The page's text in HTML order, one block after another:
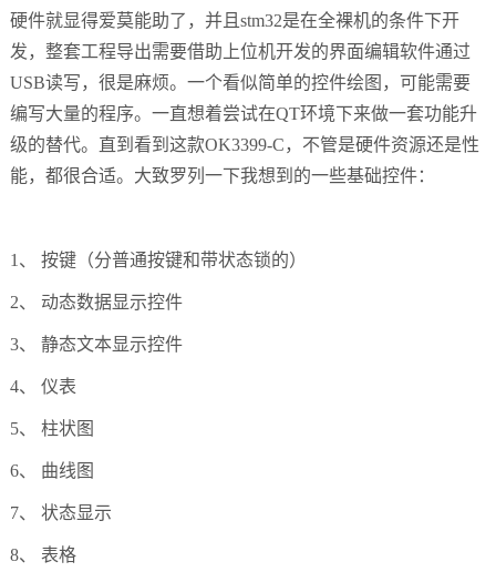
淘宝商城
新闻中心
技术论坛
硬件就显得爱莫能助了，并且stm32是在全裸机的条件下开
发，整套工程导出需要借助上位机开发的界面编辑软件通过
USB读写，很是麻烦。一个看似简单的控件绘图，可能需要
编写大量的程序。一直想着尝试在QT环境下来做一套功能升
级的替代。直到看到这款OK3399-C，不管是硬件资源还是性
能，都很合适。大致罗列一下我想到的一些基础控件：
1、 按键（分普通按键和带状态锁的）
2、 动态数据显示控件
3、 静态文本显示控件
4、 仪表
5、 柱状图
6、 曲线图
7、 状态显示
8、 表格